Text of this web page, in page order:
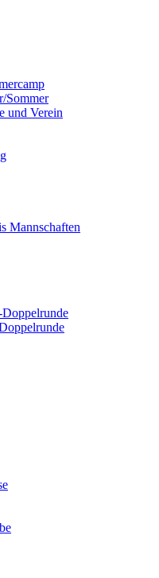
Sommer
und Verein
Mannschaften